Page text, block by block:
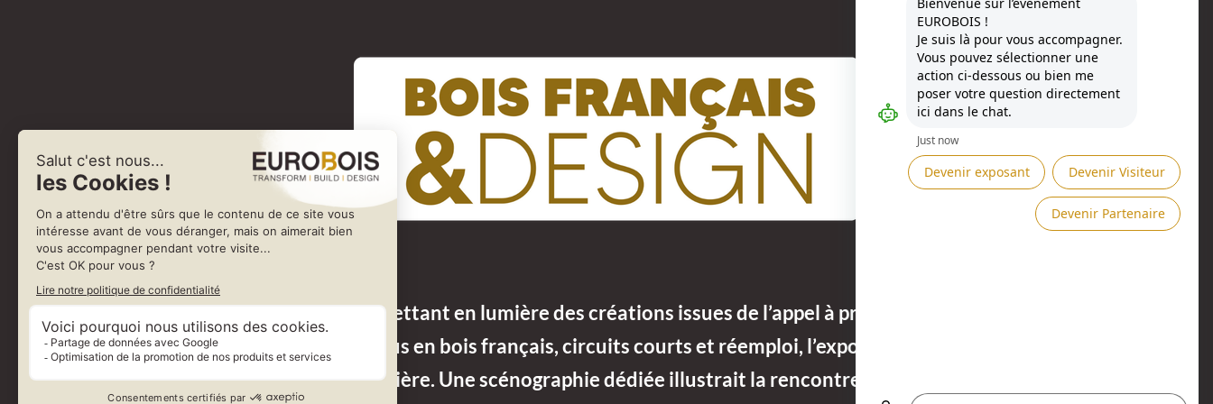
Fibois présentait une exposition mettant en lumière des créations issues de l’appel à projets Bois Français & Design. À
travers une sélection d’objets conçus en bois français, circuits courts et réemploi, l’exposition valorisait l’innovation, la
créativité et les savoir faire de la filière. Une scénographie dédiée illustrait la rencontre entre design contemporain et